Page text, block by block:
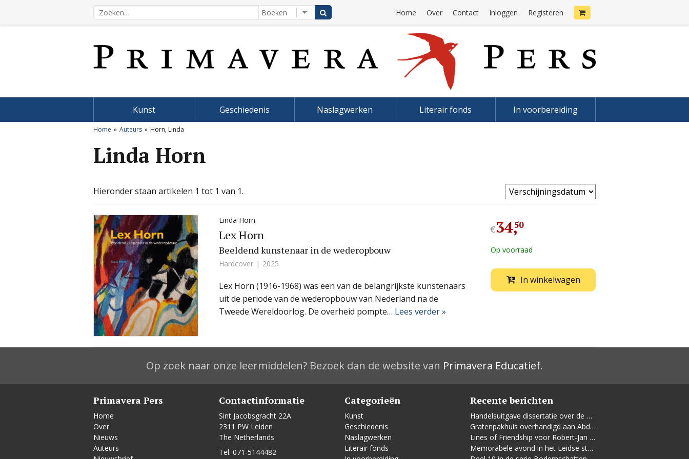
Home Over Contact Inloggen Registeren
Kunst Geschiedenis Naslagwerken Literair fonds In voorbereiding
Home Auteurs Horn, Linda
Linda Horn
Hieronder staan artikelen 1 tot 1 van 1.
Linda Horn
Lex Horn
Beeldend kunstenaar in de wederopbouw
Hardcover 2025
Lex Horn (1916-1968) was een van de belangrijkste kunstenaars
uit de periode van de wederopbouw van Nederland na de
Tweede Wereldoorlog. De overheid pompte… Lees verder »
€34,
50
Op voorraad
In winkelwagen
Op zoek naar onze leermiddelen? Bezoek dan de website van Primavera Educatief.
Primavera Pers
Home
Over
Nieuws
Auteurs
Contactinformatie
Sint Jacobsgracht 22A
2311 PW Leiden
The Netherlands
Tel. 071-5144482
Categorieën
Kunst
Geschiedenis
Naslagwerken
Literair fonds
Recente berichten
Handelsuitgave dissertatie over de Leidse vrouwenbeweging
Gratenpakhuis overhandigd aan Abdelhaq Jermoumi
Lines of Friendship voor Robert-Jan te Rijdt
Memorabele avond in het Leidse stadhuis